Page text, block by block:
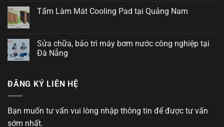
Tấm Làm Mát Cooling Pad tại Quảng Nam
Sửa chữa, bảo trì máy bơm nước công nghiệp tại
Đà Nẵng
ĐĂNG KÝ LIÊN HỆ
Bạn muốn tư vấn vui lòng nhập thông tin để được tư vấn
sớm nhất.